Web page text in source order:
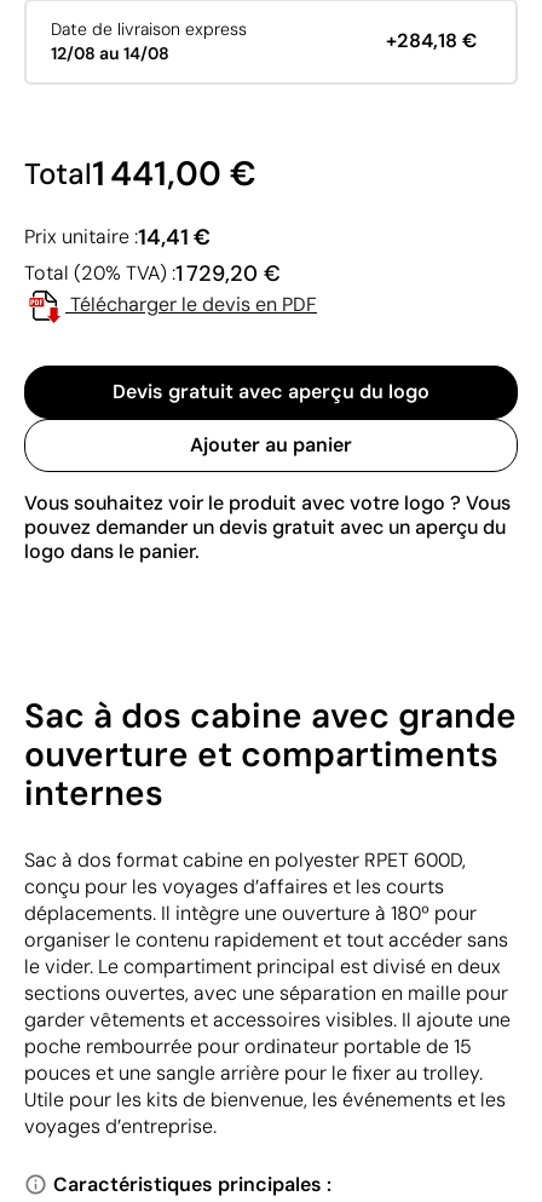
Date de livraison express
12/08 au 14/08
+284,18 €
Total1 441,00 €
Prix unitaire :14,41 €
Total (20% TVA) :1 729,20 €
Télécharger le devis en PDF
Devis gratuit avec aperçu du logo
Ajouter au panier
Vous souhaitez voir le produit avec votre logo ? Vous
pouvez demander un devis gratuit avec un aperçu du
logo dans le panier.
Sac à dos cabine avec grande
ouverture et compartiments
internes
Sac à dos format cabine en polyester RPET 600D,
conçu pour les voyages d’affaires et les courts
déplacements. Il intègre une ouverture à 180º pour
organiser le contenu rapidement et tout accéder sans
le vider. Le compartiment principal est divisé en deux
sections ouvertes, avec une séparation en maille pour
garder vêtements et accessoires visibles. Il ajoute une
poche rembourrée pour ordinateur portable de 15
pouces et une sangle arrière pour le fixer au trolley.
Utile pour les kits de bienvenue, les événements et les
voyages d’entreprise.
Caractéristiques principales :